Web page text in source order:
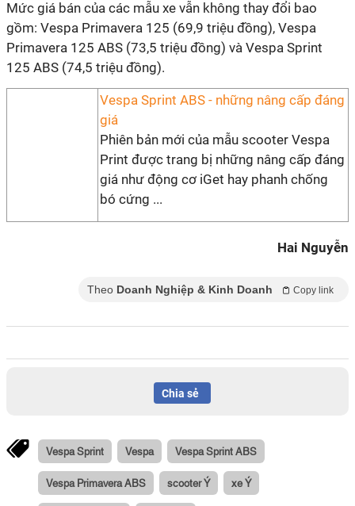
Mức giá bán của các mẫu xe vẫn không thay đổi bao
gồm: Vespa Primavera 125 (69,9 triệu đồng), Vespa
Primavera 125 ABS (73,5 triệu đồng) và Vespa Sprint
125 ABS (74,5 triệu đồng).
Vespa Sprint ABS - những nâng cấp đáng
giá
Phiên bản mới của mẫu scooter Vespa
Print được trang bị những nâng cấp đáng
giá như động cơ iGet hay phanh chống
bó cứng ...
Hai Nguyễn
Theo Doanh Nghiệp & Kinh Doanh Copy link
Chia sẻ
Vespa Sprint Vespa Vespa Sprint ABS
Vespa Primavera ABS scooter Ý xe Ý